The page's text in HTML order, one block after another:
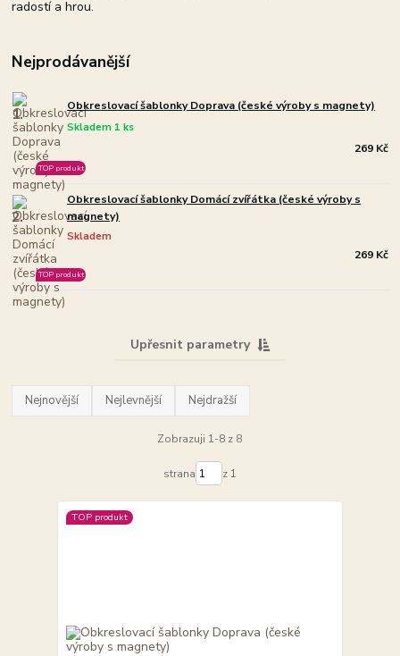
radostí a hrou.
Nejprodávanější
1. Obkreslovací šablonky Doprava (české výroby s magnety)
Skladem 1 ks
TOP produkt
269 Kč
2.
Obkreslovací šablonky Domácí zvířátka (české výroby s
magnety)
Skladem
TOP produkt
269 Kč
Upřesnit parametry
Nejnovější Nejlevnější Nejdražší
Zobrazuji 1-8 z 8
strana z 1
TOP produkt